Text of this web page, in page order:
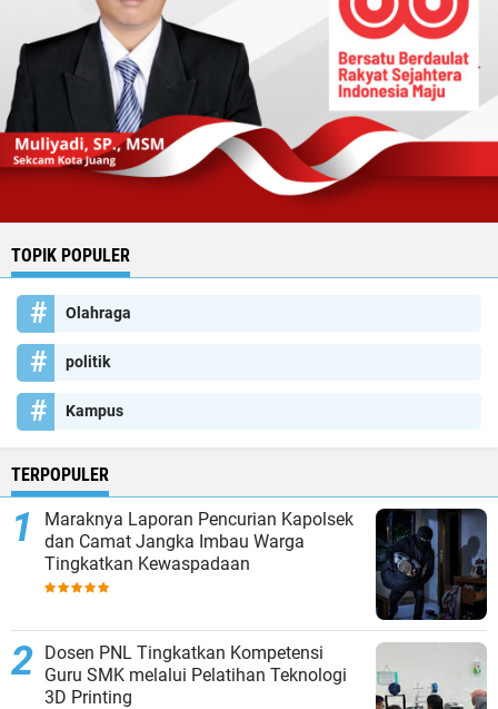
TOPIK POPULER
Olahraga
politik
Kampus
TERPOPULER
Maraknya Laporan Pencurian Kapolsek
dan Camat Jangka Imbau Warga
Tingkatkan Kewaspadaan
Dosen PNL Tingkatkan Kompetensi
Guru SMK melalui Pelatihan Teknologi
3D Printing